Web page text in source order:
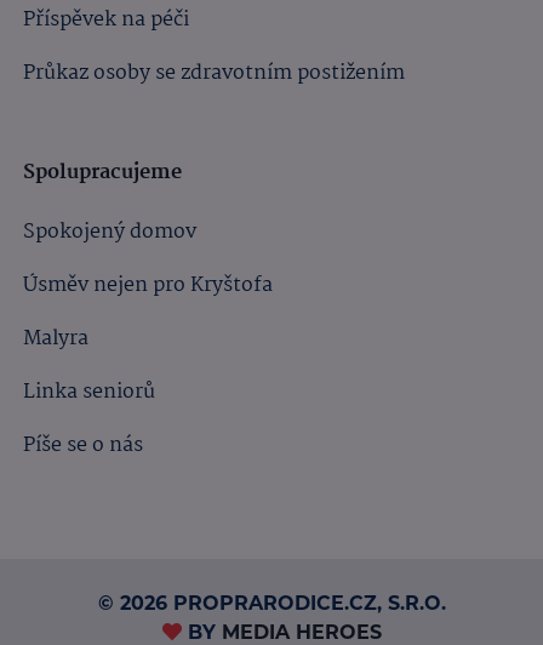
Příspěvek na péči
Průkaz osoby se zdravotním postižením
Spolupracujeme
Spokojený domov
Úsměv nejen pro Kryštofa
Malyra
Linka seniorů
Píše se o nás
© 2026 PROPRARODICE.CZ, S.R.O.
BY MEDIA HEROES